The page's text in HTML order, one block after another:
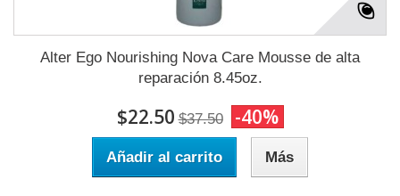
Alter Ego Nourishing Nova Care Mousse de alta
reparación 8.45oz.
$22.50 $37.50 -40%
Añadir al carrito Más